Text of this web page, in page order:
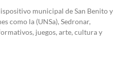
municipal de San Benito y
como la (UNSa), Sedronar,
juegos, arte, cultura y